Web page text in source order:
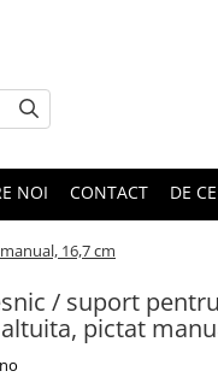
NOI CONTACT DE
16,7 cm
/ suport
pictat